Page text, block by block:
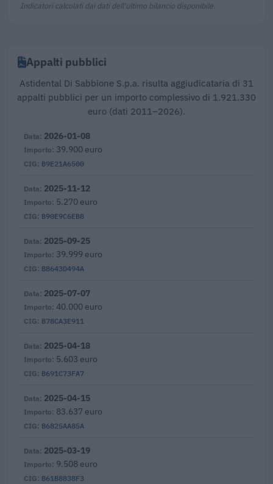
Indicatori calcolati dai dati dell'ultimo bilancio disponibile.
Appalti pubblici
Astidental Di Sabbione S.p.a. risulta aggiudicataria di 31
appalti pubblici per un importo complessivo di 1.921.330
euro (dati 2011–2026).
B9E21A6500
2026-01-08
39.900 euro
B90E9C6EB8
2025-11-12
5.270 euro
B8643D494A
2025-09-25
39.999 euro
B78CA3E911
2025-07-07
40.000 euro
B691C73FA7
2025-04-18
5.603 euro
B6825AA85A
2025-04-15
83.637 euro
B61B8838F3
2025-03-19
9.508 euro